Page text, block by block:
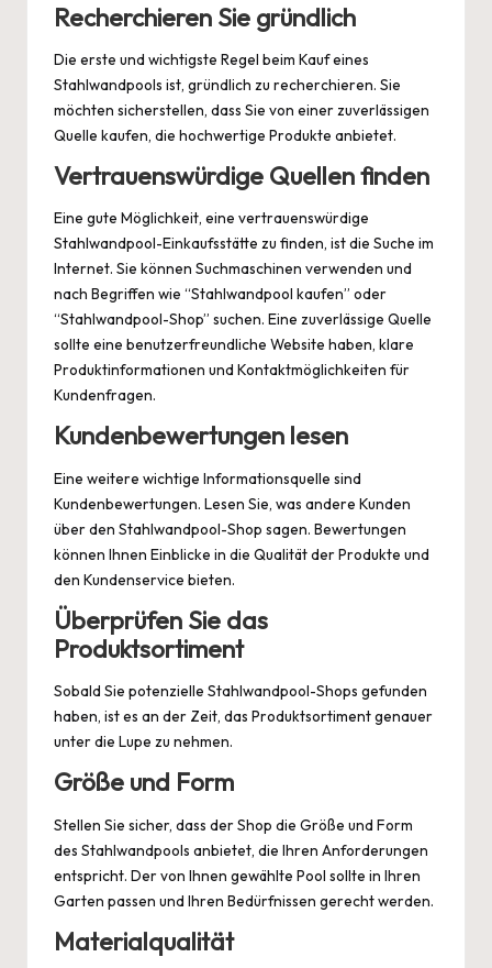
Recherchieren Sie gründlich
Die erste und wichtigste Regel beim Kauf eines
Stahlwandpools ist, gründlich zu recherchieren. Sie
möchten sicherstellen, dass Sie von einer zuverlässigen
Quelle kaufen, die hochwertige Produkte anbietet.
Vertrauenswürdige Quellen finden
Eine gute Möglichkeit, eine vertrauenswürdige
Stahlwandpool-Einkaufsstätte zu finden, ist die Suche im
Internet. Sie können Suchmaschinen verwenden und
nach Begriffen wie “Stahlwandpool kaufen” oder
“Stahlwandpool-Shop” suchen. Eine zuverlässige Quelle
sollte eine benutzerfreundliche Website haben, klare
Produktinformationen und Kontaktmöglichkeiten für
Kundenfragen.
Kundenbewertungen lesen
Eine weitere wichtige Informationsquelle sind
Kundenbewertungen. Lesen Sie, was andere Kunden
über den Stahlwandpool-Shop sagen. Bewertungen
können Ihnen Einblicke in die Qualität der Produkte und
den Kundenservice bieten.
Überprüfen Sie das
Produktsortiment
Sobald Sie potenzielle Stahlwandpool-Shops gefunden
haben, ist es an der Zeit, das Produktsortiment genauer
unter die Lupe zu nehmen.
Größe und Form
Stellen Sie sicher, dass der Shop die Größe und Form
des Stahlwandpools anbietet, die Ihren Anforderungen
entspricht. Der von Ihnen gewählte Pool sollte in Ihren
Garten passen und Ihren Bedürfnissen gerecht werden.
Materialqualität